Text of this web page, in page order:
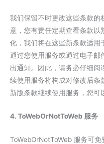
我们保留不时更改这些条款的
意，您有责任定期查看条款以
化，我们将在这些新条款适
通过您使用服务或通过电子邮
出通知。因此，请务必仔细
续使用服务将构成对修改后条
新版条款继续使用服务，您可
4. ToWebOrNotToWeb 服务
ToWebOrNotToWeb 服务可